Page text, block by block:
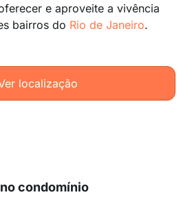
e aproveite a vivência
bairros do Rio de Janeiro.
localização
condomínio